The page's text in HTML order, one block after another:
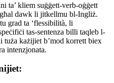
ta’ kliem suġġett-verb-oġġett
dawk li jitkellmu bl-Ingliż.
grad ta ‘flessibilità, li
tas-sentenza billi taqleb l-
każijiet b’mod korrett biex
intenzjonata.